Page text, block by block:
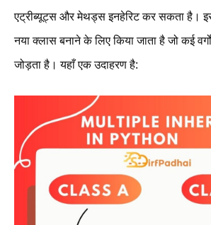
एट्रीब्यूट्स और मेथड्स इनहेरिट कर सकता है।
नया क्लास बनाने के लिए किया जाता है जो कई
जोड़ता है। यहाँ एक उदाहरण है: